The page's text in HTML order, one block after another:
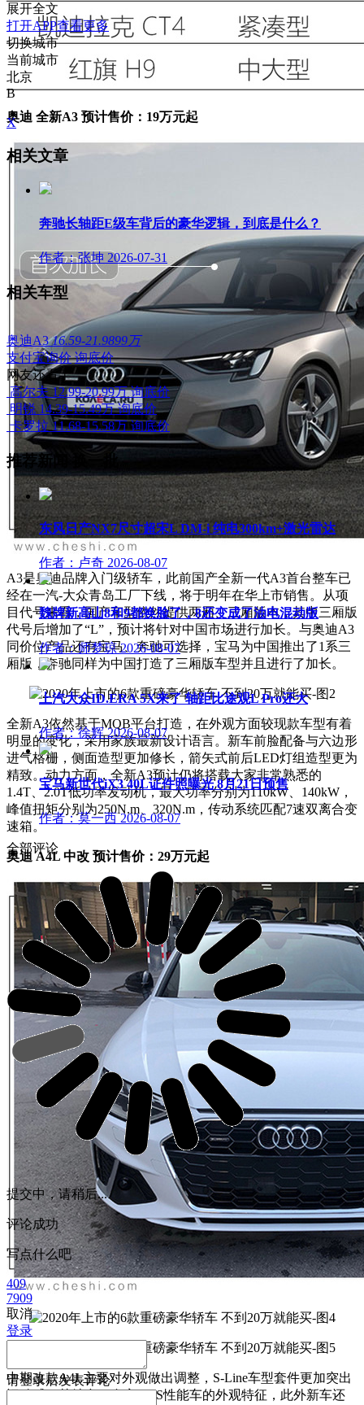
奥迪 全新A3 预计售价：19万元起
A3是奥迪品牌入门级轿车，此前国产全新一代A3首台整车已
经在一汽-大众青岛工厂下线，将于明年在华上市销售。从项
目代号来看，国产车型依然提供两厢、三厢版本，其中三厢版
代号后增加了“L”，预计将针对中国市场进行加长。与奥迪A3
同价位产品还有宝马、奔驰可选择，宝马为中国推出了1系三
厢版，奔驰同样为中国打造了三厢版车型并且进行了加长。
全新A3依然基于MQB平台打造，在外观方面较现款车型有着
明显的变化，采用家族最新设计语言。新车前脸配备与六边形
进气格栅，侧面造型更加修长，箭矢式前后LED灯组造型更为
精致。动力方面，全新A3预计仍将搭载大家非常熟悉的
1.4T、2.0T低功率发动机，最大功率分别为110kW、140kW，
峰值扭矩分别为250N.m、320N.m，传动系统匹配7速双离合变
速箱。
奥迪 A4L 中改 预计售价：29万元起
中期改款A4L主要对外观做出调整，S-Line车型套件更加突出
运动感，其结合了自家S/RS性能车的外观特征，此外新车还
展开全文
打开APP查看更多
切换城市
当前城市
北京
B
X
相关文章
奔驰长轴距E级车背后的豪华逻辑，到底是什么？
作者：张坤 2026-07-31
相关车型
奥迪A3 16.59-21.9899万
支付宝询价 询底价
网友还看了
高尔夫 12.99-20.99万 询底价
明锐 14.39-15.49万 询底价
卡罗拉 11.68-15.58万 询底价
推荐新闻 换一批
东风日产NX7尺寸超宋L DM-i 纯电300km+激光雷达
作者：卢奇 2026-08-07
魏牌新高山8和9都换脸了，8还变成了油电混动版
作者：师梦琼 2026-08-07
上汽大众ID.ERA 5X来了 轴距比途观L Pro还大
作者：徐辉 2026-08-07
宝马新世代iX3 40L证件照曝光 8月21日预售
作者：莫一西 2026-08-07
全部评论
提交中，请稍后...
评论成功
写点什么吧
409
7909
取消
登录
请登录后发表评论